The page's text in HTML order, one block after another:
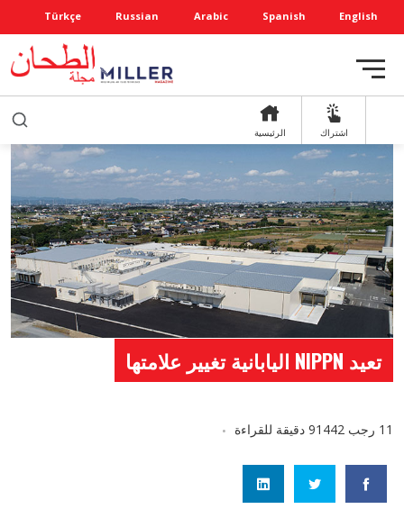
English
Spanish
Arabic
Russian
Türkçe
اشتراك الرئيسية
تعيد NIPPN اليابانية تغيير علامتها
11 رجب 1442 9 دقيقة للقراءة